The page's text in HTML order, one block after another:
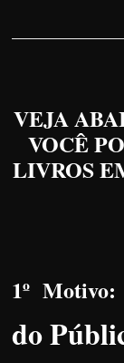
VEJA
VOCÊ
LIVROS
1º
do